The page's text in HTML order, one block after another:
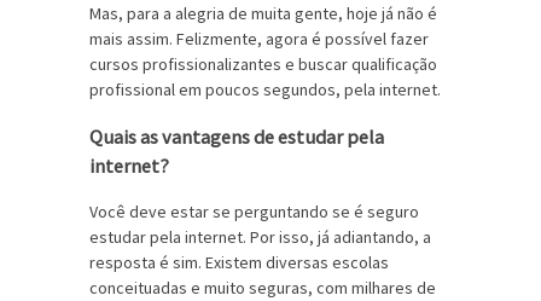
Mas, para a alegria de muita gente, hoje já não é
mais assim. Felizmente, agora é possível fazer
cursos profissionalizantes e buscar qualificação
profissional em poucos segundos, pela internet.
Quais as vantagens de estudar pela
internet?
Você deve estar se perguntando se é seguro
estudar pela internet. Por isso, já adiantando, a
resposta é sim. Existem diversas escolas
conceituadas e muito seguras, com milhares de